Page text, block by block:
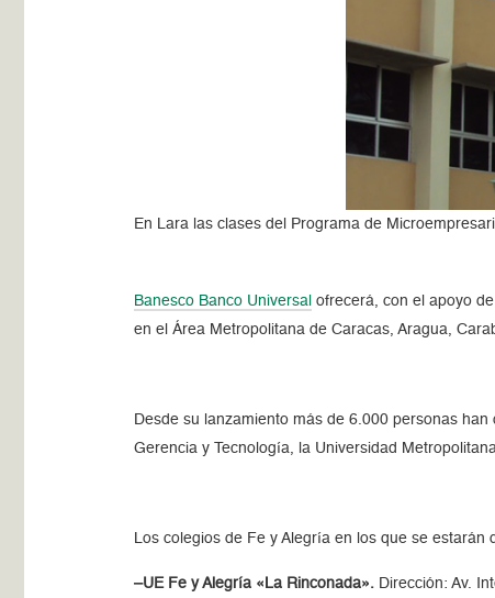
En Lara las clases del Programa de
Banesco Banco Universal ofrecerá, con el apoyo de
en el Área Metropolitana de Caracas, Aragua,
Desde su lanzamiento más de 6.000 personas
Gerencia y Tecnología, la Universidad
Los colegios de Fe y Alegría en los que se estarán
–UE Fe y Alegría «La Rinconada». Dirección: Av.